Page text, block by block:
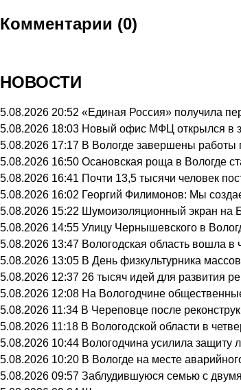
Комментарии (0)
НОВОСТИ
5.08.2026 20:52 «Единая Россия» получила
5.08.2026 18:03 Новый офис МФЦ открылся в
5.08.2026 17:17 В Вологде завершены работы
5.08.2026 16:50 Осановская роща в Вологде
5.08.2026 16:41 Почти 13,5 тысячи человек
5.08.2026 16:02 Георгий Филимонов: Мы
5.08.2026 15:22 Шумоизоляционный экран на
5.08.2026 14:55 Улицу Чернышевского в
5.08.2026 13:47 Вологодская область вошла в
5.08.2026 13:05 В День физкультурника
5.08.2026 12:37 26 тысяч идей для развития
5.08.2026 12:08 На Вологодчине
5.08.2026 11:34 В Череповце после
5.08.2026 11:18 В Вологодской области в
5.08.2026 10:44 Вологодчина усилила защиту
5.08.2026 10:20 В Вологде на месте
5.08.2026 09:57 Заблудившуюся семью с